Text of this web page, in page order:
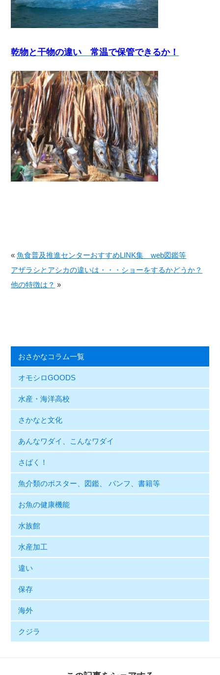
乾物と干物の違い 常温で保管できるか！
«魚食普及推進センターおすすめLINK集 web図鑑等
アザラシとアシカの違いは・・・ショーをするかどうか？
他の特徴は？ »
おさかなコラム一覧
オモシロGOODS
水産・海洋高校
さかなと文化
あんなワダイ、こんなワダイ
さばく！
魚介類のポスター、図鑑、 パンフ、書籍等
お魚の健康機能
水族館
水産加工
違い
保存
海外
クジラ